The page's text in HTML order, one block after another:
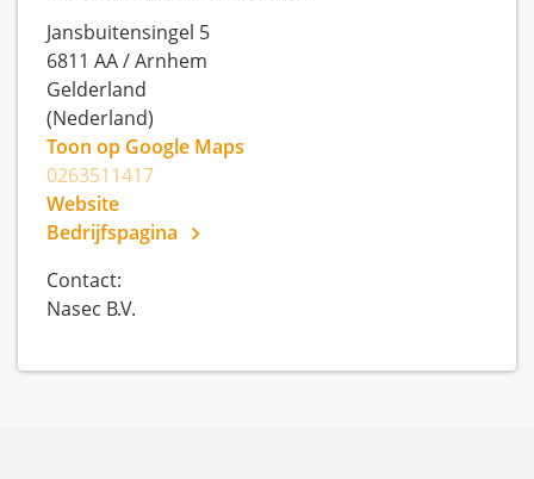
Jansbuitensingel 5
6811 AA/Arnhem
Gelderland
(Nederland)
Toon op Google Maps
0263511417
Website
Bedrijfspagina
Contact:
Nasec B.V.